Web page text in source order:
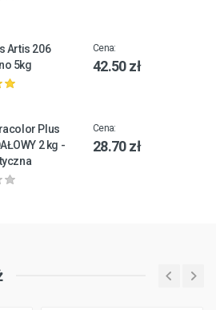
Artis 206
5kg
Cena:
42.50 zł
Plus
2 kg -
Cena:
28.70 zł